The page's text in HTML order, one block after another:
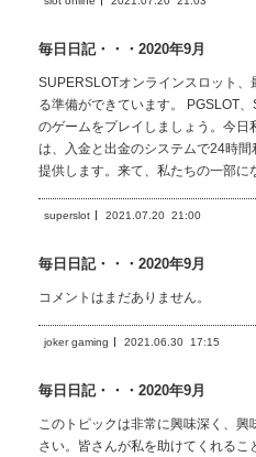
毎日日記・・・2020年9月
SUPERSLOTオンラインスロット
る準備ができています。 PGSLOT
のゲームをプレイしましょう。今
は、入金と出金のシステムで24時
提供します。来て、私たちの一部
superslot 2021.07.20 21:00
毎日日記・・・2020年9月
コメントはまだありません。
joker gaming 2021.06.30 17:15
毎日日記・・・2020年9月
このトピックは非常に興味深く、
さい。皆さんが私を助けてくれるこ